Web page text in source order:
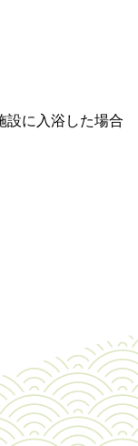
設に入浴した場合